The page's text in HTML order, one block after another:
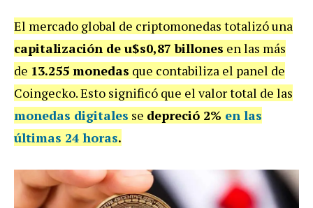
El mercado global de criptomonedas totalizó una
capitalización de u$s0,87 billones en las más
de 13.255 monedas que contabiliza el panel de
Coingecko.Esto significó que el valor total de las
monedas digitales se depreció 2% en las
últimas 24 horas.